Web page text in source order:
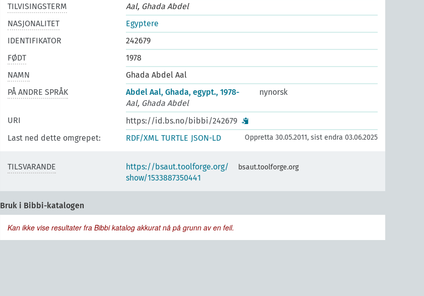
TILVISINGSTERM
Aal, Ghada Abdel
NASJONALITET
Egyptere
IDENTIFIKATOR
242679
FØDT
1978
NAMN
Ghada Abdel Aal
PÅ ANDRE SPRÅK
Abdel Aal, Ghada, egypt., 1978-
nynorsk
Aal, Ghada Abdel
URI
https://id.bs.no/bibbi/242679
Last ned dette omgrepet:
RDF/XML TURTLE JSON-LD Oppretta 30.05.2011, sist endra 03.06.2025
TILSVARANDE
https://bsaut.toolforge.org/
show/1533887350441
bsaut.toolforge.org
Bruk i Bibbi-katalogen
Kan ikke vise resultater fra Bibbi katalog akkurat nå på grunn av en feil.